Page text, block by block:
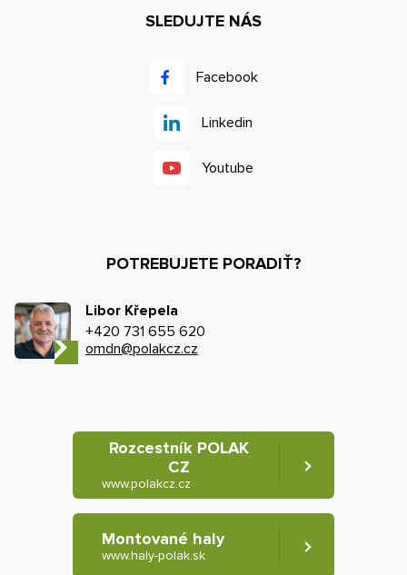
SLEDUJTE NÁS
Facebook
Linkedin
Youtube
POTREBUJETE PORADIŤ?
Libor Křepela
+420 731 655 620
omdn@polakcz.cz
Rozcestník POLAK
CZ
www.polakcz.cz
Montované haly
www.haly-polak.sk